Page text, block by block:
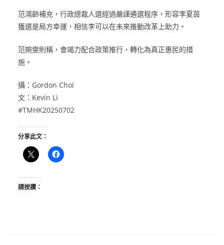
范鴻齡補充，行政總裁人選經過嚴謹遴選程序，形容李夏茵
獲選是局方幸運，相信李可以在未來推動改革上助力。
范婉雯則稱，會竭力配合政策推行，轉化為真正惠民的措
施。
攝：Gordon Choi
文：Kevin Li
#TMHK20250702
分享此文：
請按讚：